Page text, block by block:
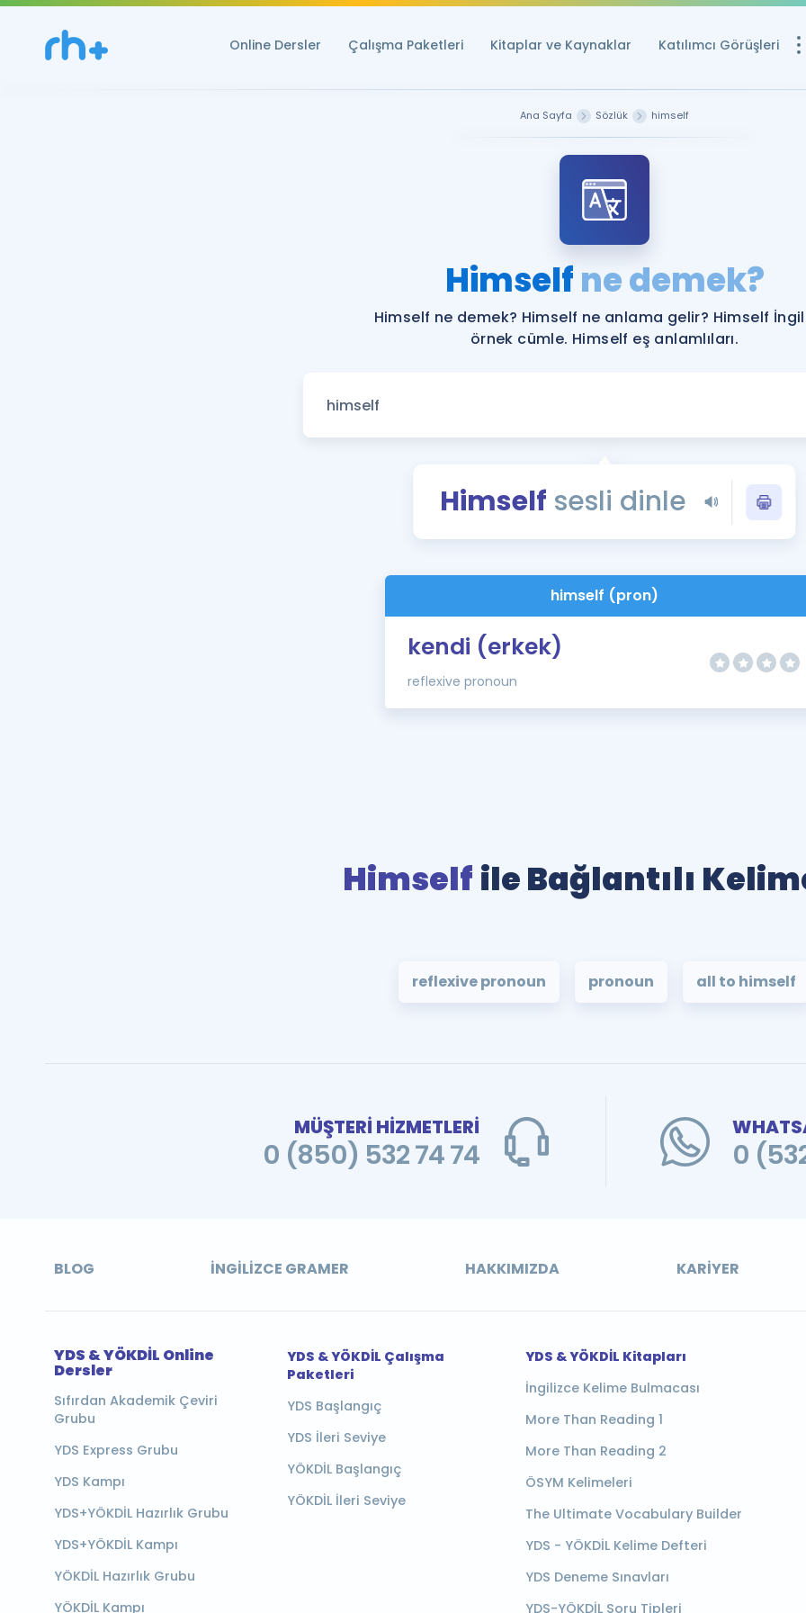
Online Dersler Çalışma Paketleri Kitaplar ve Kaynaklar Katılımcı Görüşleri
YDS ve YÖKDİL
Rehberlik Aracı
YDS ve YÖKDİL'e
Tüm ÖSYM
YDS - YÖKDİL
İngilizce Gramer
Ana Sayfa Sözlük himself
Himselfne demek?
Himself ne demek? Himself ne anlama gelir? Himself
örnek cümle. Himself eş anlamlıları.
Himself sesli dinle
himself (pron)
kendi (erkek)
reflexive pronoun
Himself ile Bağlantılı
reflexive pronoun pronoun all to himself
MÜŞTERİ HİZMETLERİ
0 (850) 532 74 74 0
BLOG İNGILIZCE GRAMER HAKKIMIZDA KARIYER
YDS & YÖKDİL Online
Dersler
Sıfırdan Akademik Çeviri
Grubu
YDS Express Grubu
YDS Kampı
YDS+YÖKDİL Hazırlık Grubu
YDS+YÖKDİL Kampı
YÖKDİL Hazırlık Grubu
YÖKDİL Kampı
YDS & YÖKDİL Çalışma
Paketleri
YDS Başlangıç
YDS İleri Seviye
YÖKDİL Başlangıç
YÖKDİL İleri Seviye
YDS & YÖKDİL Kitapları
İngilizce Kelime Bulmacası
More Than Reading 1
More Than Reading 2
ÖSYM Kelimeleri
The Ultimate Vocabulary Builder
YDS - YÖKDİL Kelime Defteri
YDS Deneme Sınavları
YDS-YÖKDİL Soru Tipleri